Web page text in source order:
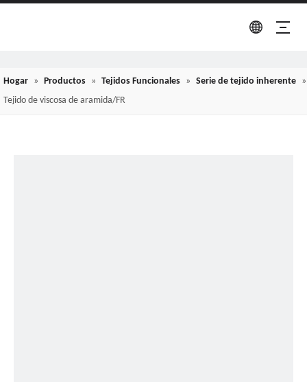
Hogar » Productos » Tejidos Funcionales » Serie de tejido inherente »
Tejido de viscosa de aramida/FR